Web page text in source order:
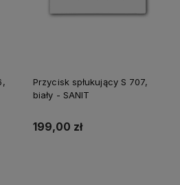
Przycisk spłukujący S 707,
biały - SANIT
199,00 zł